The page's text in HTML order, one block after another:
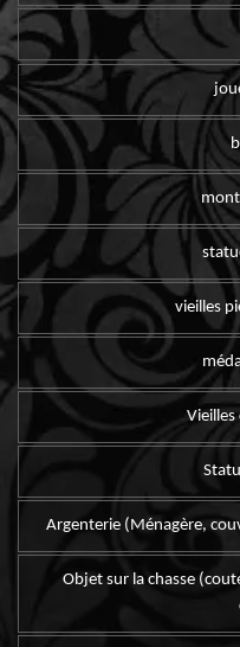
vieilles
Vieilles
Argenterie (Ménagère,
Objet sur la chasse